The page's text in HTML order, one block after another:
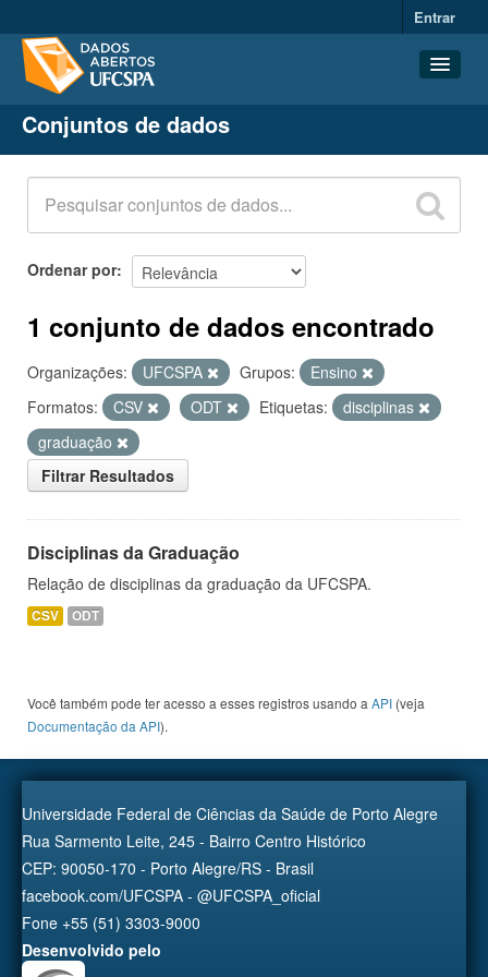
Entrar
Conjuntos de dados
Organizações
Grupos
Sobre
Conjuntos de dados
Ordenar por
1 conjunto de dados encontrado
Organizações: UFCSPA Grupos:
Ensino
Formatos:
CSV ODT Etiquetas:
disciplinas
graduação
Filtrar Resultados
Disciplinas da Graduação
Relação de disciplinas da graduação da UFCSPA.
CSV ODT
Você também pode ter acesso a esses registros usando a API (veja
Documentação da API).
Universidade Federal de Ciências da Saúde de Porto Alegre
Rua Sarmento Leite, 245 - Bairro Centro Histórico
CEP: 90050-170 - Porto Alegre/RS - Brasil
facebook.com/UFCSPA - @UFCSPA_oficial
Fone +55 (51) 3303-9000
Desenvolvido pelo